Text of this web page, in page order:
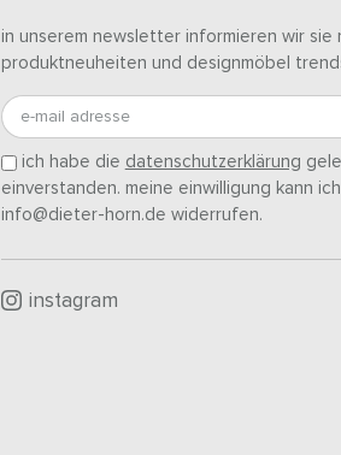
in unserem newsletter informieren wir sie
produktneuheiten und designmöbel
e-mail adresse
ich habe die datenschutzerklärung
einverstanden. meine einwilligung kann
info@dieter-horn.de widerrufen.
instagram